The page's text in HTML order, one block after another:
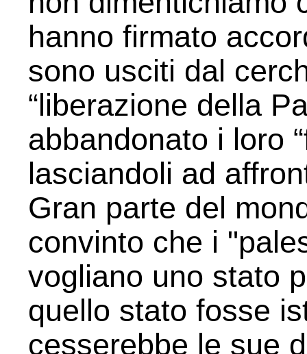
hanno firmato
sono usciti dal
“liberazione della
abbandonato i loro
lasciandoli ad
Gran parte del
convinto che i
vogliano uno stato
quello stato fosse
cesserebbe le sue